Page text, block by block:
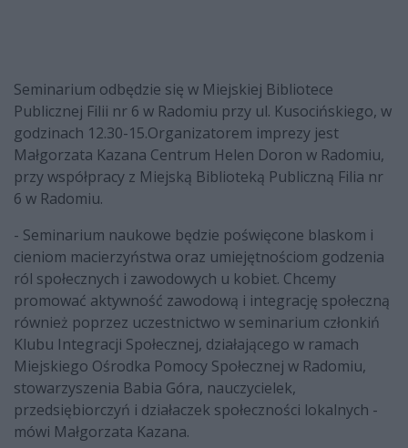
Seminarium odbędzie się w Miejskiej Bibliotece
Publicznej Filii nr 6 w Radomiu przy ul. Kusocińskiego, w
godzinach 12.30-15.Organizatorem imprezy jest
Małgorzata Kazana Centrum Helen Doron w Radomiu,
przy współpracy z Miejską Biblioteką Publiczną Filia nr
6 w Radomiu.
- Seminarium naukowe będzie poświęcone blaskom i
cieniom macierzyństwa oraz umiejętnościom godzenia
ról społecznych i zawodowych u kobiet. Chcemy
promować aktywność zawodową i integrację społeczną
również poprzez uczestnictwo w seminarium członkiń
Klubu Integracji Społecznej, działającego w ramach
Miejskiego Ośrodka Pomocy Społecznej w Radomiu,
stowarzyszenia Babia Góra, nauczycielek,
przedsiębiorczyń i działaczek społeczności lokalnych -
mówi Małgorzata Kazana.